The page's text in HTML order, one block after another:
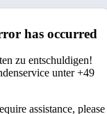
has occurred
zu entschuldigen!
unter +49
assistance, please